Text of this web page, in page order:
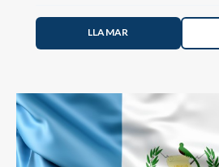
LLAMAR